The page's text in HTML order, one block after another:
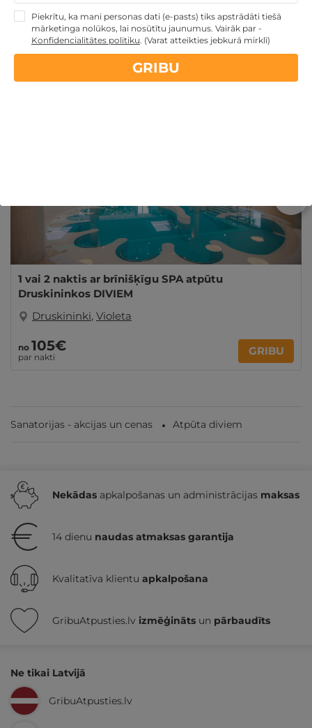
Pārskatīt citus daudzfunkcionālās dāvanu kartes
TOP piedāvājumus
1 vai 2 naktis ar brīnišķīgu SPA atpūtu
Druskininkos DIVIEM
Druskininki, Violeta
no 105€
par nakti GRIBU
Sanatorijas - akcijas un cenas Atpūta diviem
Nekādas apkalpošanas un administrācijas maksas
14 dienu naudas atmaksas garantija
Kvalitatīva klientu apkalpošana
GribuAtpusties.lv izmēģināts un pārbaudīts
Ne tikai Latvijā
GribuAtpusties.lv
Piekrītu, ka mani personas dati (e-pasts) tiks apstrādāti tiešā
mārketinga nolūkos, lai nosūtītu jaunumus. Vairāk par -
Konfidencialitātes politiku. (Varat atteikties jebkurā mirklī)
GRIBU